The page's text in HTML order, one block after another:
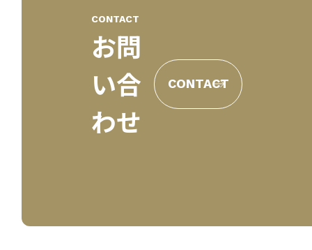
CONTACT
お問
い合
わせ
CONTACT